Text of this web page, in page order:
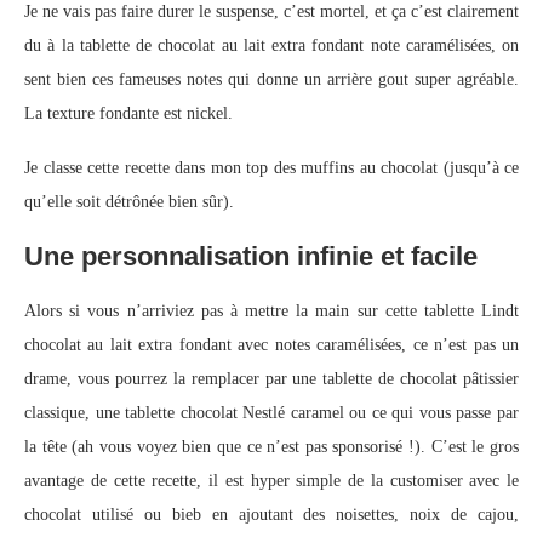
Je ne vais pas faire durer le suspense, c’est mortel, et ça c’est clairement
du à la tablette de chocolat au lait extra fondant note caramélisées, on
sent bien ces fameuses notes qui donne un arrière gout super agréable.
La texture fondante est nickel.
Je classe cette recette dans mon top des muffins au chocolat (jusqu’à ce
qu’elle soit détrônée bien sûr).
Une personnalisation infinie et facile
Alors si vous n’arriviez pas à mettre la main sur cette tablette Lindt
chocolat au lait extra fondant avec notes caramélisées, ce n’est pas un
drame, vous pourrez la remplacer par une tablette de chocolat pâtissier
classique, une tablette chocolat Nestlé caramel ou ce qui vous passe par
la tête (ah vous voyez bien que ce n’est pas sponsorisé !). C’est le gros
avantage de cette recette, il est hyper simple de la customiser avec le
chocolat utilisé ou bieb en ajoutant des noisettes, noix de cajou,